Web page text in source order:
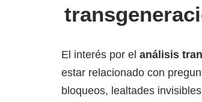
El interés por el análisis
estar relacionado con
bloqueos, lealtades